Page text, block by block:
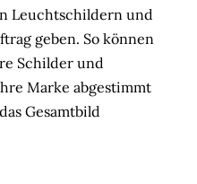
Leuchtschildern und
geben. So können
Schilder und
Marke abgestimmt
Gesamtbild